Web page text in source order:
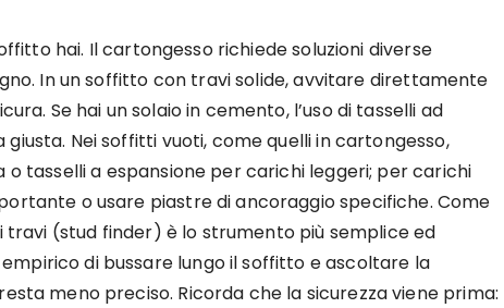
hai. Il cartongesso richiede soluzioni diverse
In un soffitto con travi solide, avvitare direttamente
Se hai un solaio in cemento, l’uso di tasselli ad
Nei soffitti vuoti, come quelli in cartongesso,
tasselli a espansione per carichi leggeri; per carichi
o usare piastre di ancoraggio specifiche. Come
travi (stud finder) è lo strumento più semplice ed
di bussare lungo il soffitto e ascoltare la
meno preciso. Ricorda che la sicurezza viene prima: